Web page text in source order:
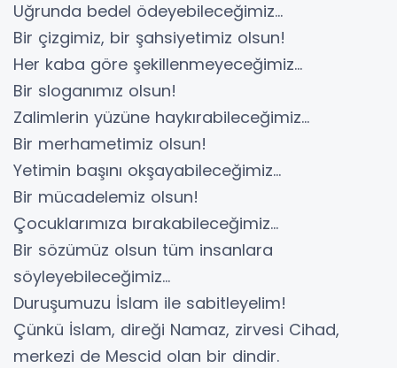
Uğrunda bedel ödeyebileceğimiz...
Bir çizgimiz, bir şahsiyetimiz olsun!
Her kaba göre şekillenmeyeceğimiz…
Bir sloganımız olsun!
Zalimlerin yüzüne haykırabileceğimiz...
Bir merhametimiz olsun!
Yetimin başını okşayabileceğimiz...
Bir mücadelemiz olsun!
Çocuklarımıza bırakabileceğimiz...
Bir sözümüz olsun tüm insanlara
söyleyebileceğimiz...
Duruşumuzu İslam ile sabitleyelim!
Çünkü İslam, direği Namaz, zirvesi Cihad,
merkezi de Mescid olan bir dindir.